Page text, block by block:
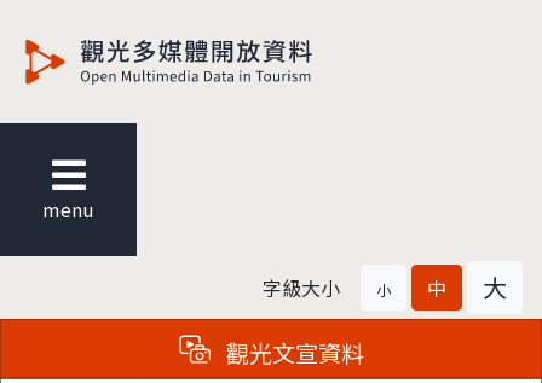
menu
字級大小 小 中 大
觀光文宣資料